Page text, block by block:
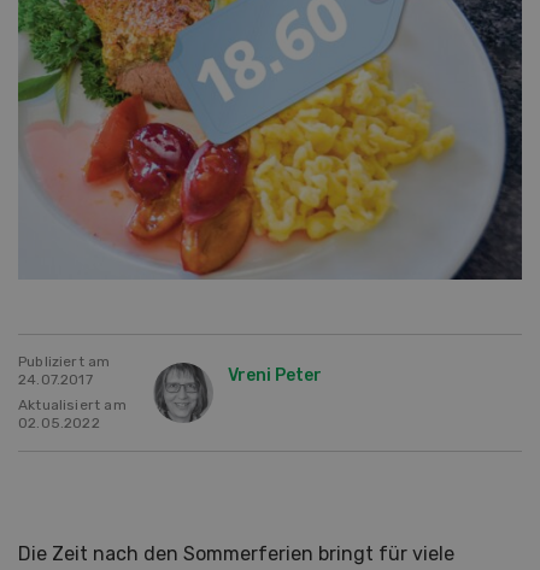
Publiziert am
24.07.2017
Aktualisiert am
02.05.2022
Vreni Peter
Die Zeit nach den Sommerferien bringt für viele